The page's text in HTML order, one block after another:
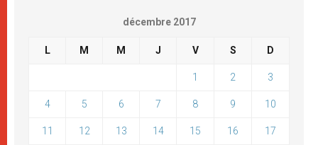
décembre 2017
L M M J V S D
1 2 3
4 5 6 7 8 9 10
11 12 13 14 15 16 17